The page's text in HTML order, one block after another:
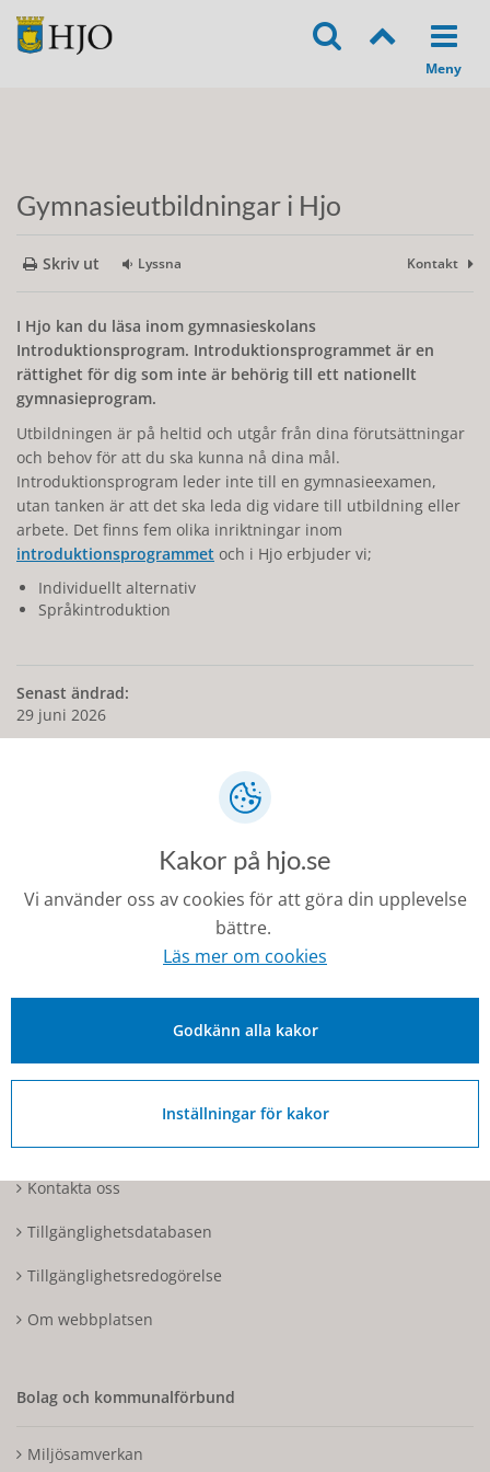
Gymnasieutbildningar i Hjo
Skriv ut Lyssna Kontakt
I Hjo kan du läsa inom gymnasieskolans
Introduktionsprogram. Introduktionsprogrammet är en
rättighet för dig som inte är behörig till ett nationellt
gymnasieprogram.
Utbildningen är på heltid och utgår från dina förutsättningar
och behov för att du ska kunna nå dina mål.
Introduktionsprogram leder inte till en gymnasieexamen,
utan tanken är att det ska leda dig vidare till utbildning eller
arbete. Det finns fem olika inriktningar inom
introduktionsprogrammet och i Hjo erbjuder vi;
Individuellt alternativ
Språkintroduktion
Senast ändrad:
29 juni 2026
0503-350 00
Besöks- och postadress: Torggatan 2, 544 30 Hjo
Kontakta oss
Tillgänglighetsdatabasen
Tillgänglighetsredogörelse
Om webbplatsen
Bolag och kommunalförbund
Miljösamverkan
Kakor på hjo.se
Vi använder oss av cookies för att göra din upplevelse
bättre.
Läs mer om cookies
Godkänn alla kakor
Inställningar för kakor